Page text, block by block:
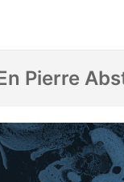
Pierre